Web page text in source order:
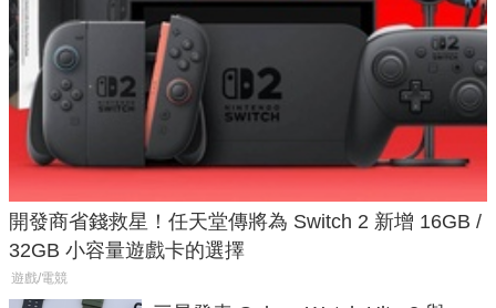
開發商省錢救星！任天堂傳將為 Switch 2 新增 16GB /
32GB 小容量遊戲卡的選擇
遊戲/電競